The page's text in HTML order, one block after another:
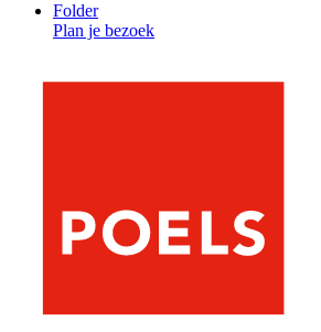
Folder
Plan je bezoek